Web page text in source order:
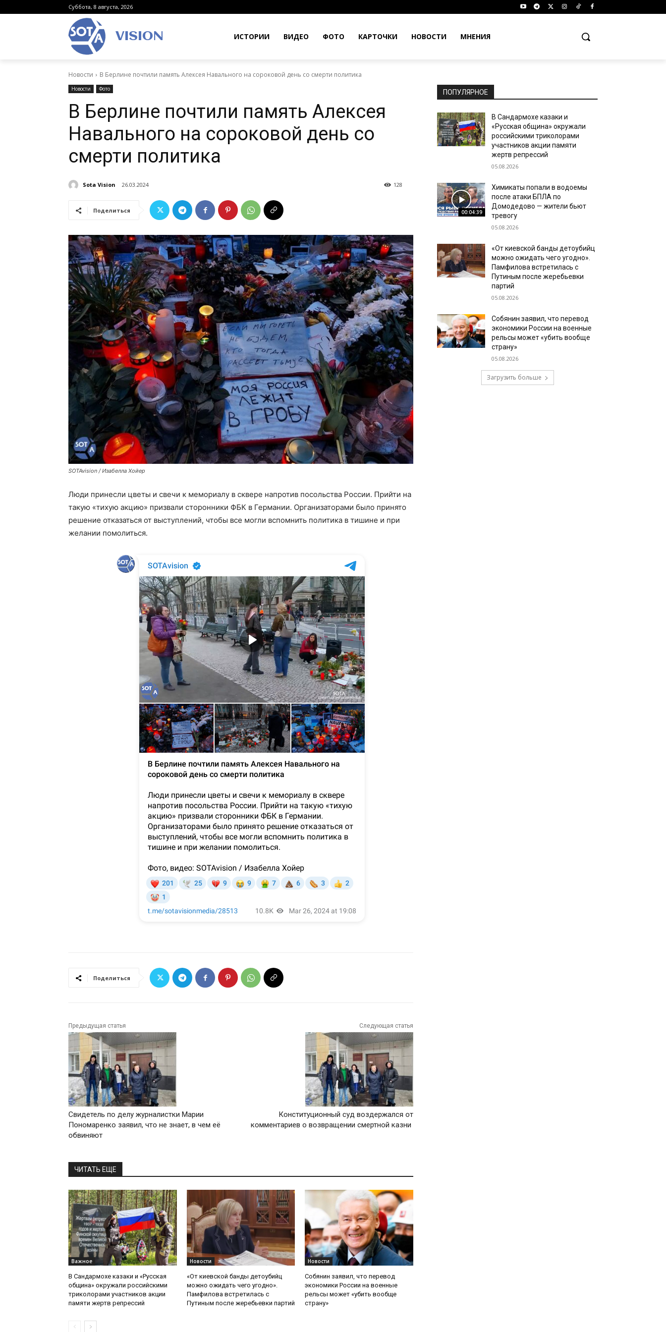
Суббота, 8 августа, 2026
VISION ИСТОРИИ ВИДЕО ФОТО КАРТОЧКИ НОВОСТИ МНЕНИЯ
Новости В Берлине почтили память Алексея Навального на сороковой день со смерти политика
Новости Фото
В Берлине почтили память Алексея
Навального на сороковой день со
смерти политика
Sota Vision 26.03.2024 128
Поделиться
SOTAvision / Изабелла Хойер
Люди принесли цветы и свечи к мемориалу в сквере напротив посольства России. Прийти на
такую «тихую акцию» призвали сторонники ФБК в Германии. Организаторами было принято
решение отказаться от выступлений, чтобы все могли вспомнить политика в тишине и при
желании помолиться.
Поделиться
Предыдущая статья
Свидетель по делу журналистки Марии
Пономаренко заявил, что не знает, в чем её
обвиняют
Следующая статья
Конституционный суд воздержался от
комментариев о возвращении смертной казни
ЧИТАТЬ ЕЩЕ
Важное
В Сандармохе казаки и «Русская
община» окружали российскими
триколорами участников акции
памяти жертв репрессий
Новости
«От киевской банды детоубийц
можно ожидать чего угодно».
Памфилова встретилась с
Путиным после жеребьевки партий
Новости
Собянин заявил, что перевод
экономики России на военные
рельсы может «убить вообще
страну»
ПОПУЛЯРНОЕ
В Сандармохе казаки и
«Русская община» окружали
российскими триколорами
участников акции памяти
жертв репрессий
05.08.2026
00:04:39
Химикаты попали в водоемы
после атаки БПЛА по
Домодедово — жители бьют
тревогу
05.08.2026
«От киевской банды детоубийц
можно ожидать чего угодно».
Памфилова встретилась с
Путиным после жеребьевки
партий
05.08.2026
Собянин заявил, что перевод
экономики России на военные
рельсы может «убить вообще
страну»
05.08.2026
Загрузить больше